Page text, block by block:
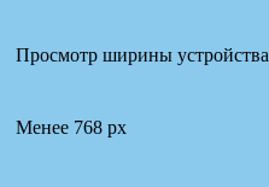
Просмотр ширины устройства
Менее 768 px